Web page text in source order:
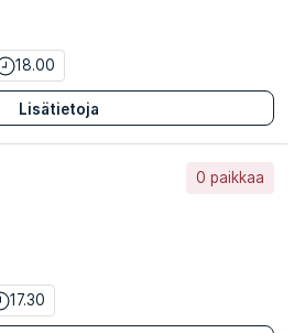
18.00
Lisätietoja
17.30
0 paikkaa